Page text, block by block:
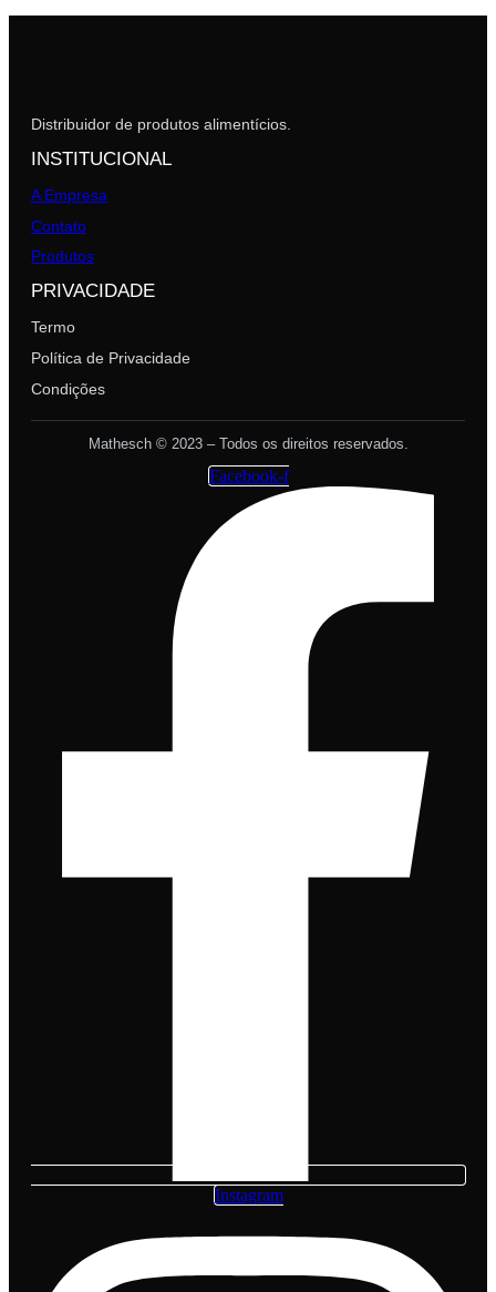
Distribuidor de produtos alimentícios.
INSTITUCIONAL
A Empresa
Contato
Produtos
PRIVACIDADE
Termo
Política de Privacidade
Condições
Mathesch © 2023 – Todos os direitos reservados.
Facebook-f
Instagram